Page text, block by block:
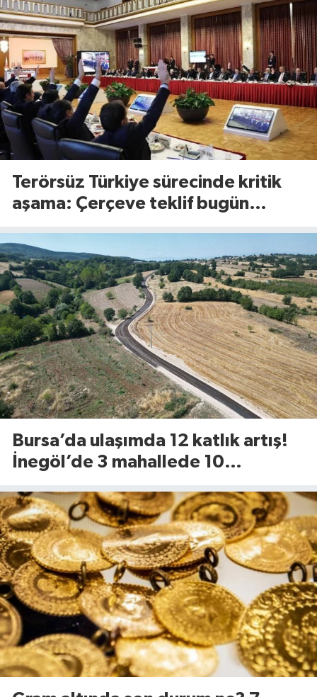
Terörsüz Türkiye sürecinde kritik
aşama: Çerçeve teklif bugün
Bursa’da ulaşımda 12 katlık artış!
İnegöl’de 3 mahallede 10